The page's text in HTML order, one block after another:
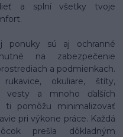
a splní všetky tvoje
ponuky sú aj ochranné
na zabezpečenie
a podmienkach.
okuliare, štíty,
vesty a mnoho ďalších
ti pomôžu minimalizovať
pri výkone práce. Každá
prešla dôkladným